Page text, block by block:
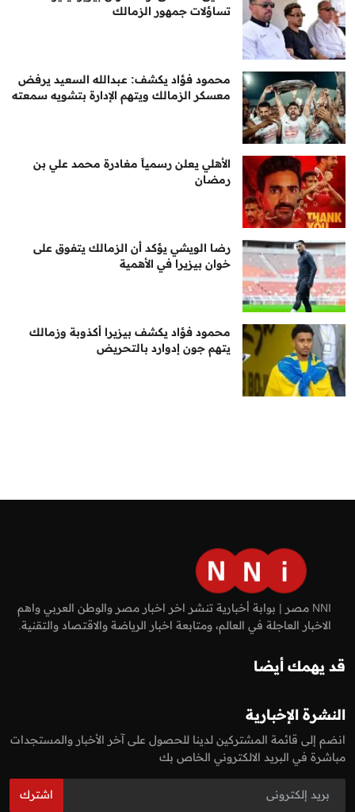
تساؤلات جمهور الزمالك
محمود فؤاد يكشف: عبدالله السعيد يرفض
معسكر الزمالك ويتهم الإدارة بتشويه سمعته
الأهلي يعلن رسمياً مغادرة محمد علي بن
رمضان
رضا الويشي يؤكد أن الزمالك يتفوق على
خوان بيزيرا في الأهمية
محمود فؤاد يكشف بيزيرا أكذوبة وزمالك
يتهم جون إدوارد بالتحريض
NNI مصر | بوابة أخبارية تنشر اخر اخبار مصر والوطن العربي واهم
الاخبار العاجلة في العالم، ومتابعة اخبار الرياضة والاقتصاد والتقنية.
قد يهمك أيضا
النشرة الإخبارية
انضم إلى قائمة المشتركين لدينا للحصول على آخر الأخبار والمستجدات
مباشرة في البريد الالكتروني الخاص بك
اشترك